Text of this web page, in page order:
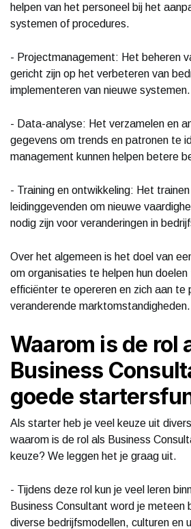
helpen van het personeel bij het
systemen of procedures.
- Projectmanagement: Het beheren
gericht zijn op het verbeteren van
implementeren van nieuwe systemen.
- Data-analyse: Het verzamelen en
gegevens om trends en patronen te
management kunnen helpen betere
- Training en ontwikkeling: Het
leidinggevenden om nieuwe
nodig zijn voor veranderingen in
Over het algemeen is het doel van
om organisaties te helpen hun
efficiënter te opereren en zich aan te
veranderende marktomstandigheden.
Waarom is de rol
Business
goede
Als starter heb je veel keuze uit
waarom is de rol als Business
keuze? We leggen het je graag uit.
- Tijdens deze rol kun je veel leren
Business Consultant word je meteen
diverse bedrijfsmodellen, culturen en